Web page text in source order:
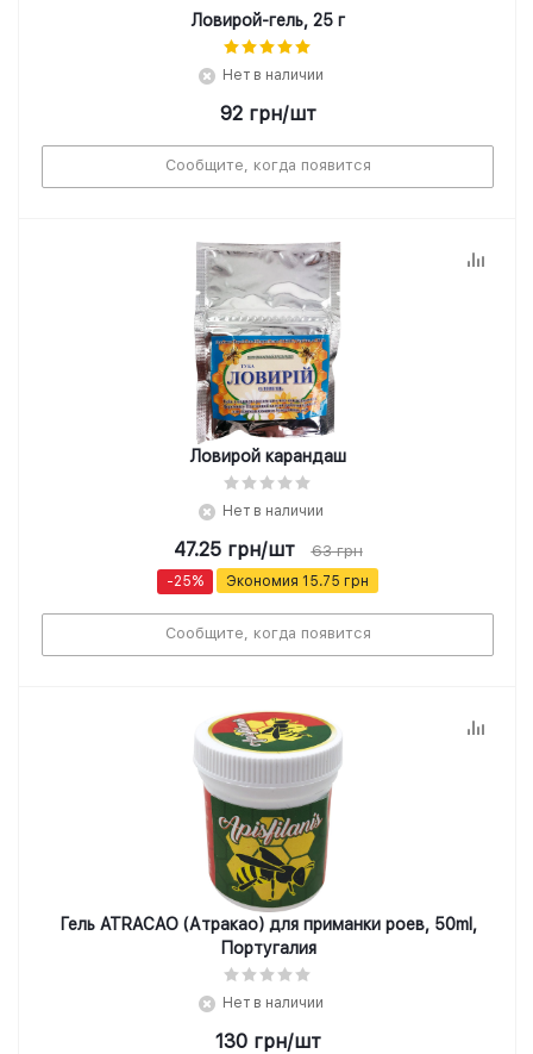
Ловирой-гель, 25 г
Нет в наличии
92грн/шт
Сообщите, когда появится
Ловирой карандаш
Нет в наличии
47.25грн/шт 63грн
-25% Экономия 15.75 грн
Сообщите, когда появится
Гель ATRACAO (Атракао) для приманки роев, 50ml,
Португалия
Нет в наличии
130грн/шт